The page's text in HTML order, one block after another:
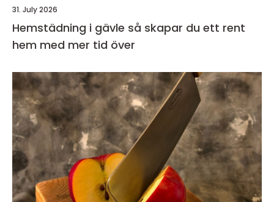
31. July 2026
Hemstädning i gävle så skapar du ett rent
hem med mer tid över